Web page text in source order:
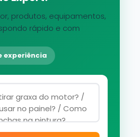
produtos, equipamentos,
rápido e com
experiência